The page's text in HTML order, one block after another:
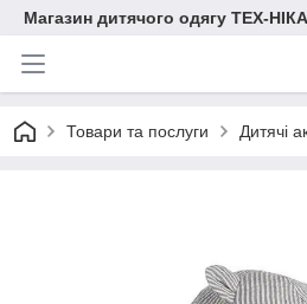
Магазин дитячого одягу ТЕХ-НІКА
Товари та послуги Дитячі